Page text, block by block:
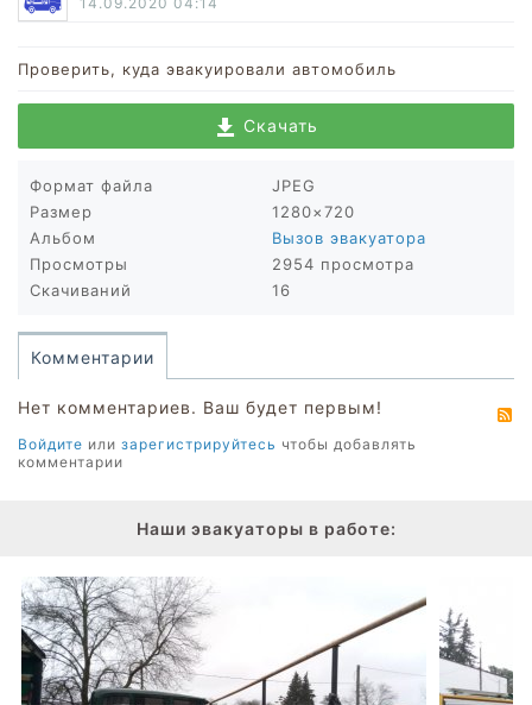
Проверить, куда эвакуировали автомобиль
Скачать
Формат файла
JPEG
Размер
1280×720
Альбом
Вызов эвакуатора
Просмотры
2954 просмотра
Скачиваний
16
Комментарии
Нет комментариев. Ваш будет первым!
Войдите или зарегистрируйтесь чтобы добавлять
комментарии
Наши эвакуаторы в работе: